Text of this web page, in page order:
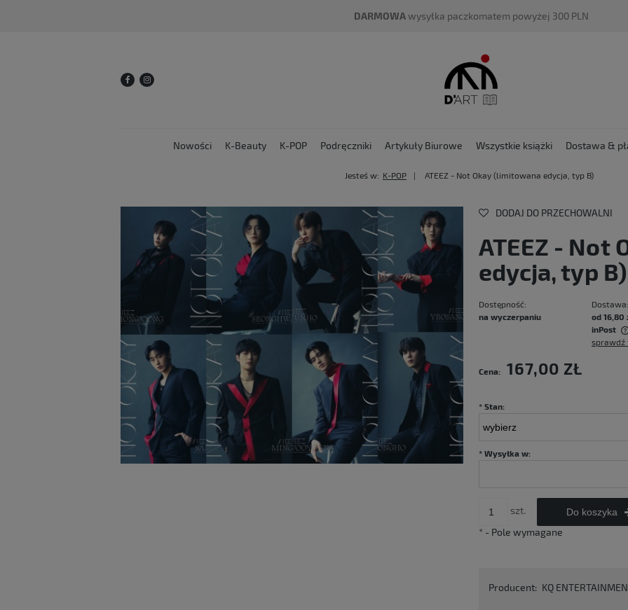
DARMOWAwysyłka paczkomatem powyżej 300 PLN
Nowości K-Beauty K-POP Podręczniki Artykuły Biurowe Wszystkie książki Dostawa &
Jesteś w: K-POP ATEEZ - Not Okay (limitowana edycja, typ B)
DODAJ DO PRZECHOWALNI
ATEEZ - Not
edycja, typ B)
Dostępność:
na wyczerpaniu
od 16,80
inPost
Cena nie zawiera ewentualnych kosztów
płatności
sprawdź
Cena: 167,00 ZŁ
*Stan:
*Wysyłka w:
szt. Do koszyka
*- Pole wymagane
Producent: KQ